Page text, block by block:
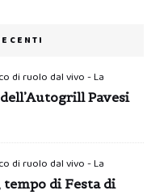
di ruolo dal vivo - La
Pavesi
di ruolo dal vivo - La
di Festa di